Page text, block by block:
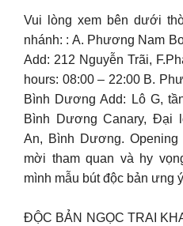
Vui lòng xem bên dưới
nhánh: : A. Phương Nam
Add: 212 Nguyễn Trãi,
hours: 08:00 – 22:00 B.
Bình Dương Add: Lô G,
Bình Dương Canary, Đại
An, Bình Dương.
mời tham quan và hy
mình mẫu bút độc bản ưng
ĐỘC BẢN NGỌC TRAI